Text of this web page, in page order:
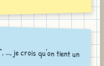
..., je crois qu'on tient un